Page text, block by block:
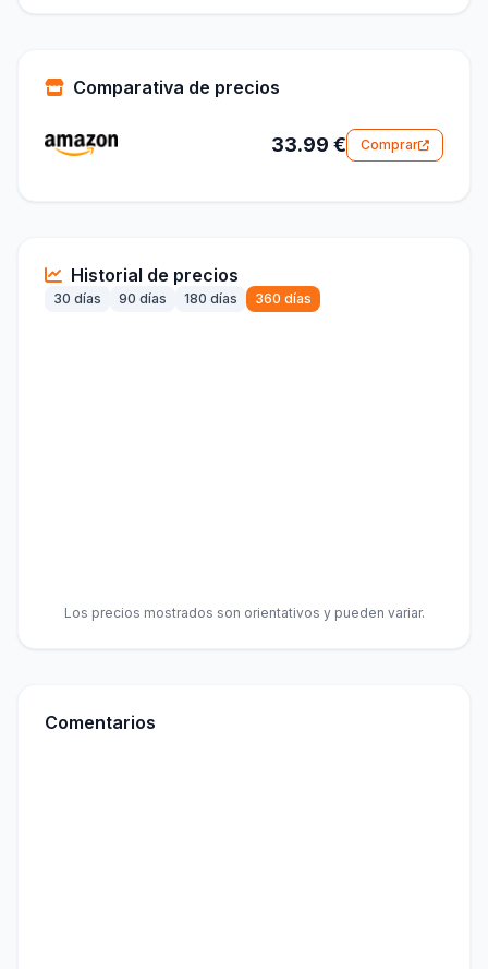
Comparativa de precios
33.99 € Comprar
Historial de precios
30 días 90 días 180 días 360 días
Los precios mostrados son orientativos y pueden variar.
Comentarios